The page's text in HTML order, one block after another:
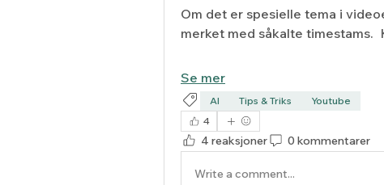
Om det er spesielle tema i
merket med såkalte timestams.
Se mer
AI Tips & Triks
Youtube
4
4 reaksjoner 0 kommentarer
Write a comment...